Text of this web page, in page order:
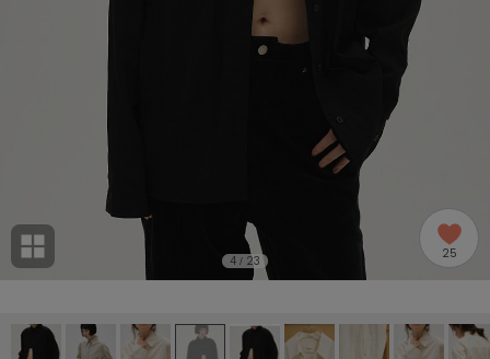
ョン雑貨 (865)
/ランジェリー (127)
adidas by Stella McCartney
アリソンブラウン
Ame no chi Hare
アメノチハレ
アモマ
4 / 23 25